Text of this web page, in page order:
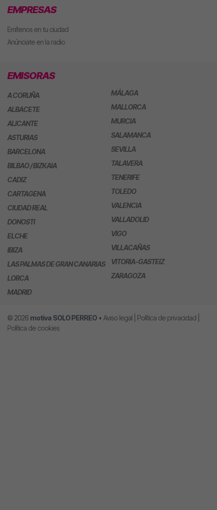
EMPRESAS
Emítenos en tu ciudad
Anúnciate en la radio
EMISORAS
A CORUÑA
ALBACETE
ALICANTE
ASTURIAS
BARCELONA
BILBAO / BIZKAIA
CADIZ
CARTAGENA
CIUDAD REAL
DONOSTI
ELCHE
IBIZA
LAS PALMAS DE GRAN CANARIAS
LORCA
MADRID
MÁLAGA
MALLORCA
MURCIA
SALAMANCA
SEVILLA
TALAVERA
TENERIFE
TOLEDO
VALENCIA
VALLADOLID
VIGO
VILLACAÑAS
VITORIA-GASTEIZ
ZARAGOZA
© 2026 motiva SOLO PERREO • Aviso legal Política de privacidad
Política de cookies